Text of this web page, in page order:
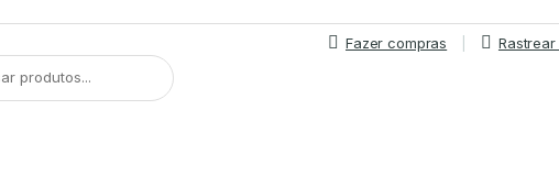
Fazer compras